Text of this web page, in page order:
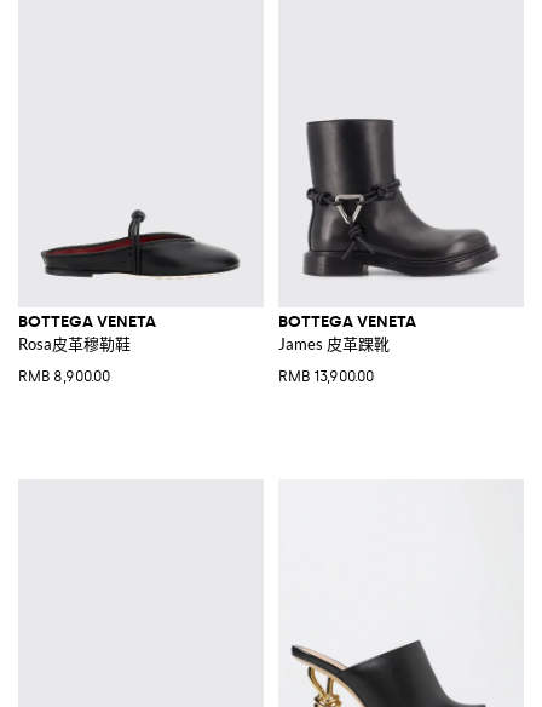
BOTTEGA VENETA
Rosa皮革穆勒鞋
RMB 8,900.00
BOTTEGA VENETA
James 皮革踝靴
RMB 13,900.00